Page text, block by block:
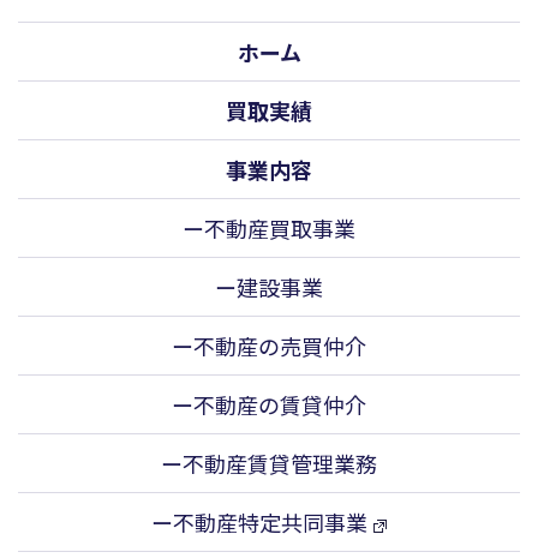
ホーム
買取実績
事業内容
ー不動産買取事業
ー建設事業
ー不動産の売買仲介
ー不動産の賃貸仲介
ー不動産賃貸管理業務
ー不動産特定共同事業